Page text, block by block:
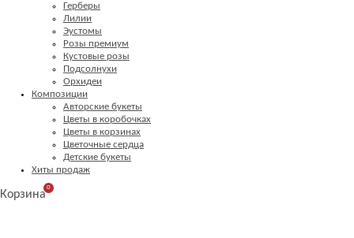
Герберы
Лилии
Эустомы
Розы премиум
Кустовые розы
Подсолнухи
Орхидеи
Композиции
Авторские букеты
Цветы в коробочках
Цветы в корзинах
Цветочные сердца
Детские букеты
Хиты продаж
Корзина
0